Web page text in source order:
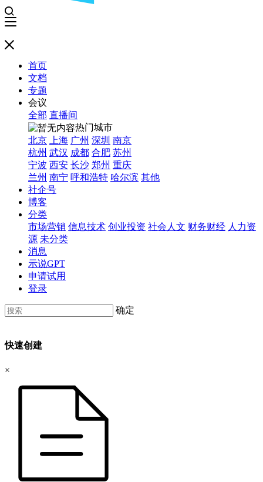
首页
文档
专题
会议
全部 直播间
热门城市
北京
上海 广州 深圳 南京
杭州 武汉 成都 合肥 苏州
宁波 西安 长沙 郑州 重庆
兰州 南宁 呼和浩特 哈尔滨 其他
社企号
博客
分类
市场营销 信息技术 创业投资 社会人文 财务财经 人力资
源 未分类
消息
示说GPT
申请试用
登录
确定
快速创建
×